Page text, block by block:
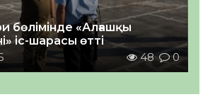
бөлімінде «Алғашқы
іс-шарасы өтті
48 0